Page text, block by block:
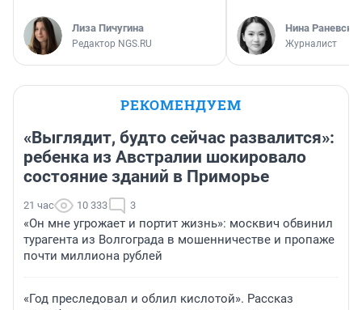
Лиза Пичугина
Редактор NGS.RU
Нина
Журналист
РЕКОМЕНДУЕМ
«Выглядит, будто сейчас развалится»:
ребенка из Австралии шокировало
состояние зданий в Приморье
21 час 10 333 3
«Он мне угрожает и портит жизнь»: москвич обвинил
турагента из Волгограда в мошенничестве и пропаже
почти миллиона рублей
«Год преследовал и облил кислотой». Рассказ